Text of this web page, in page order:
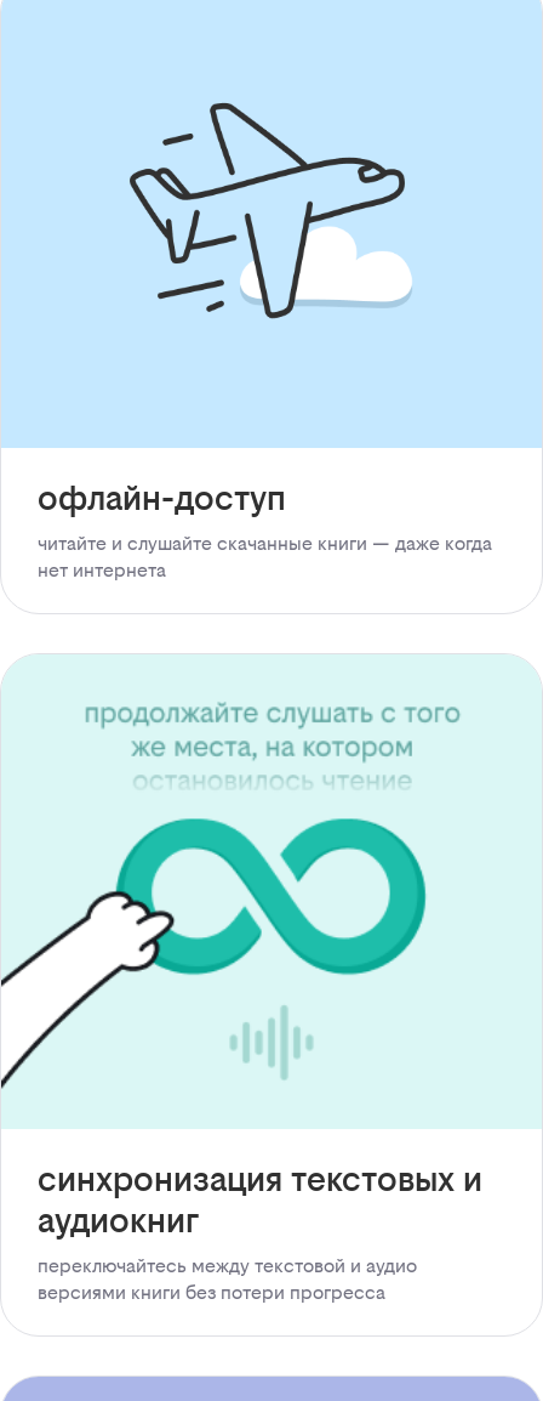
офлайн-доступ
читайте и слушайте скачанные книги — даже когда
нет интернета
синхронизация текстовых и
аудиокниг
переключайтесь между текстовой и аудио
версиями книги без потери прогресса